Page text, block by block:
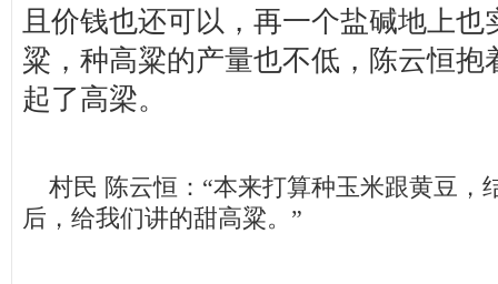
且价钱也还可以，再一个盐碱地上也
粱，种高粱的产量也不低，陈云恒抱
起了高梁。
村民 陈云恒：“本来打算种玉米跟黄豆，
后，给我们讲的甜高粱。”